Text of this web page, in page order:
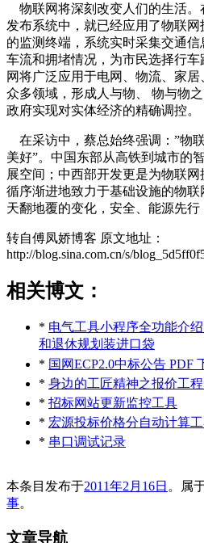
物联网将深刻改变人们的生活。
发布系统中，就已经应用了物联
的监测终端，系统实时采集交通
车流和拥堵情况，为市民选择行
网将广泛应用于电网、物流、家
众多领域，形成人与物、 物与物
政府实现对实体经济的精确调控。
在采访中，蔡总始终强调：”物
美好”。中国东部从高铁到城市的
展空间；中西部开发更是为物联网
循序渐进地致力于基础设施的物
天翻地覆的变化，安全、能源先行
转自傅凤娇博客 原文地址：
http://blog.sina.com.cn/s/
相关博文：
* 电气工具小程序全功能介
和退休规划装进口袋
* 国网ECP2.0中标公告 PDF
* 身边的工匠精神之报价工
* 招标网站更新监控工具
* 宏源投标价格分自动计算
* 串口调试记录
本条目发布于2011年2月16日 。属
事。
文章导航